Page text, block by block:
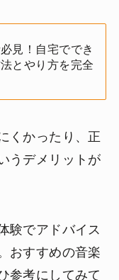
見！自宅ででき
とやり方を完全
くかったり、正
うデメリットが
験でアドバイス
おすすめの音楽
参考にしてみて